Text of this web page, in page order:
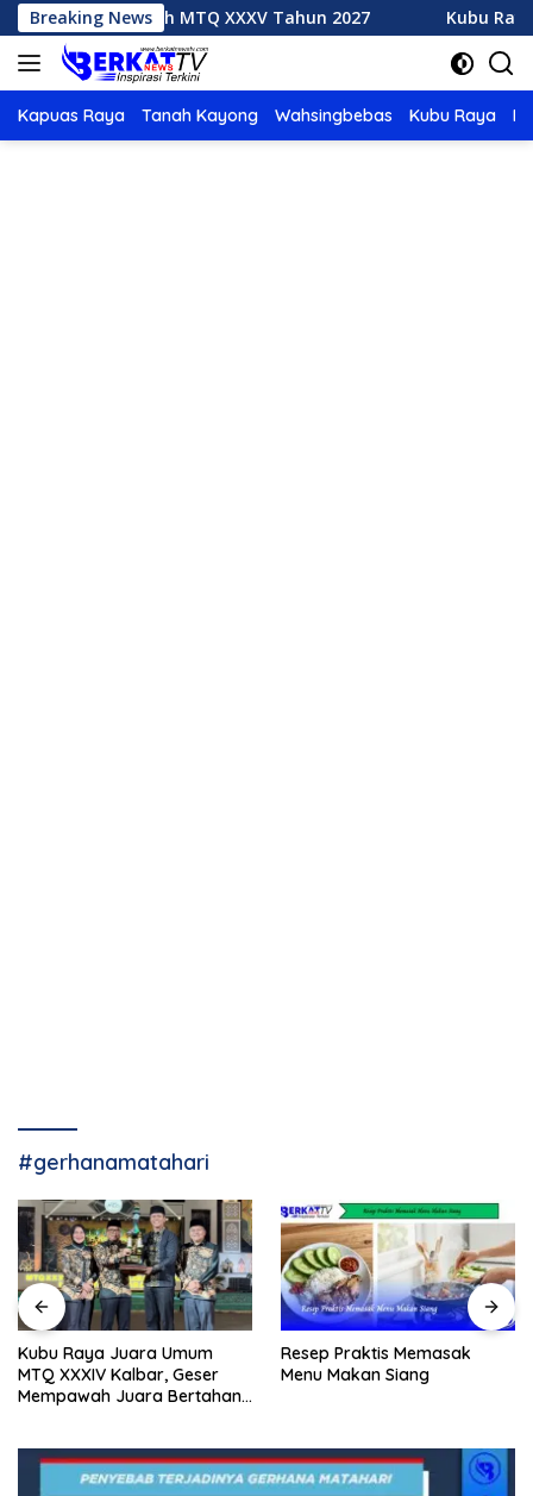
Langsung
ke
konten
Breaking News
Rumah MTQ XXXV Tahun 2027 Kubu Raya
Kapuas Raya Tanah Kayong Wahsingbebas Kubu Raya
#gerhanamatahari
Kubu Raya Juara Umum
MTQ XXXIV Kalbar, Geser
Mempawah Juara Bertahan
Resep Praktis Memasak
Menu Makan Siang